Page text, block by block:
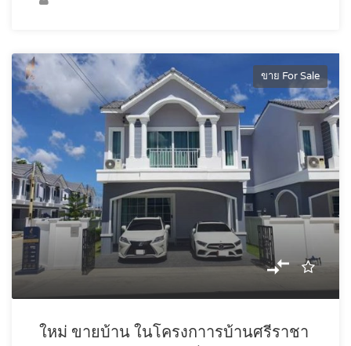
ขาย For Sale
ใหม่ ขายบ้าน ในโครงกาารบ้านศรีราชา